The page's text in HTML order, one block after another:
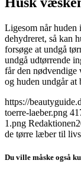
Ligesom når huden
dehydreret, så kan
forsøge at undgå
undgå udtørrende
får den nødvendige
og huden undgår at
https://
toerre-laeber.png
1.png Redaktionen
de tørre læber til livs
Du ville måske også